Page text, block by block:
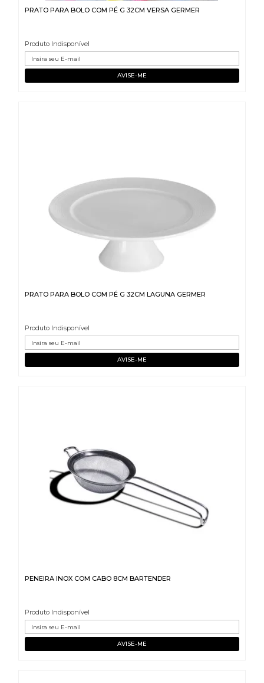
PRATO PARA BOLO COM PÉ G 32CM VERSA GERMER
Produto Indisponível
PRATO PARA BOLO COM PÉ G 32CM LAGUNA GERMER
Produto Indisponível
PENEIRA INOX COM CABO 8CM BARTENDER
Produto Indisponível